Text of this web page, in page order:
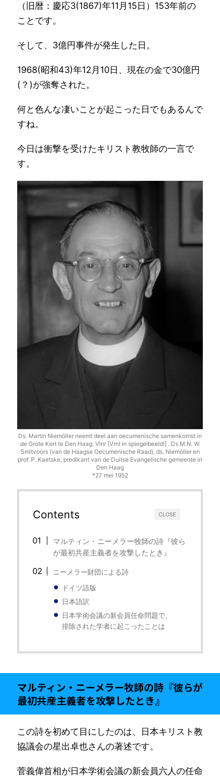
（旧暦：慶応3(1867)年11月15日）153年前の
ことです。
そして、3億円事件が発生した日。
1968(昭和43)年12月10日、現在の金で30億円
(？)が強奪された。
何と色んな凄いことが起こった日でもあるんで
すね。
今日は衝撃を受けたキリスト教牧師の一言で
す。
Ds. Martin Niemöller neemt deel aan oecumenische samenkomst in
de Grote Kert te Den Haag. Vlnr [Vrnl in spiegelbeeld!] . Ds M.N. W.
Smitvoors (van de Haagse Oecumenische Raad), ds. Niemöller en
prof. P. Kaetske, predikant van de Duitse Evangelische gemeente in
Den Haag
*27 mei 1952
CLOSE
Contents
マルティン・ニーメラー牧師の詩『彼ら
が最初共産主義者を攻撃したとき』
ニーメラー財団による詩
ドイツ語版
日本語訳
日本学術会議の新会員任命問題で、
排除された学者に起こったことは
マルティン・ニーメラー牧師の詩『彼らが
最初共産主義者を攻撃したとき』
この詩を初めて目にしたのは、日本キリスト教
協議会の星出卓也さんの著述です。
菅義偉首相が日本学術会議の新会員六人の任命